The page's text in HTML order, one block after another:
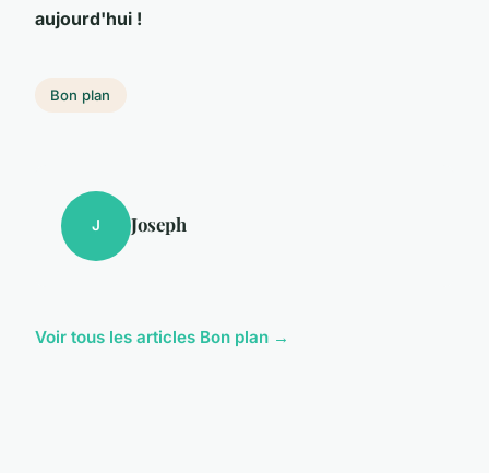
aujourd'hui !
Bon plan
J Joseph
Voir tous les articles Bon plan →